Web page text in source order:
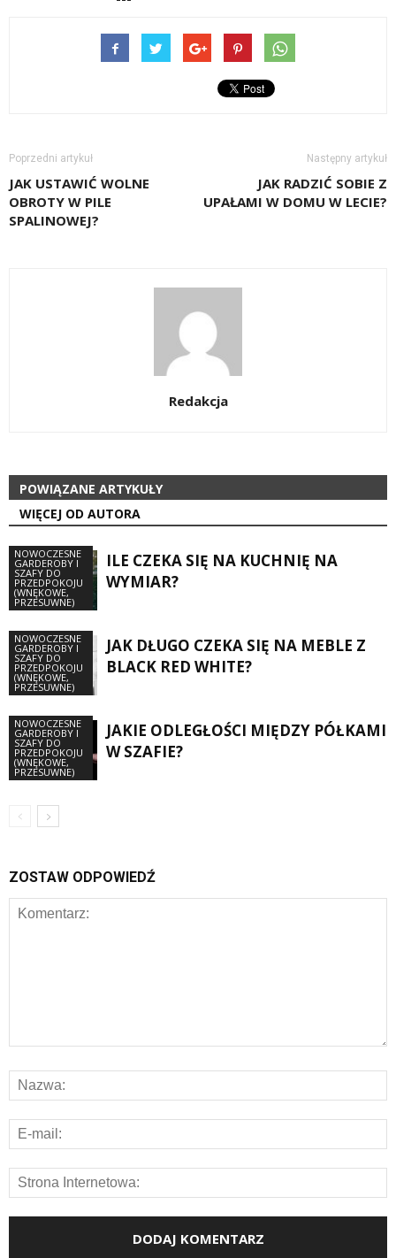
Poprzedni artykuł
JAK USTAWIĆ WOLNE
OBROTY W PILE
SPALINOWEJ?
Następny artykuł
JAK RADZIĆ SOBIE Z
UPAŁAMI W DOMU W LECIE?
Redakcja
POWIĄZANE ARTYKUŁY
WIĘCEJ OD AUTORA
NOWOCZESNE
GARDEROBY I
SZAFY DO
PRZEDPOKOJU
(WNĘKOWE,
PRZESUWNE)
ILE CZEKA SIĘ NA KUCHNIĘ NA
WYMIAR?
NOWOCZESNE
GARDEROBY I
SZAFY DO
PRZEDPOKOJU
(WNĘKOWE,
PRZESUWNE)
JAK DŁUGO CZEKA SIĘ NA MEBLE Z
BLACK RED WHITE?
NOWOCZESNE
GARDEROBY I
SZAFY DO
PRZEDPOKOJU
(WNĘKOWE,
PRZESUWNE)
JAKIE ODLEGŁOŚCI MIĘDZY PÓŁKAMI
W SZAFIE?
ZOSTAW ODPOWIEDŹ